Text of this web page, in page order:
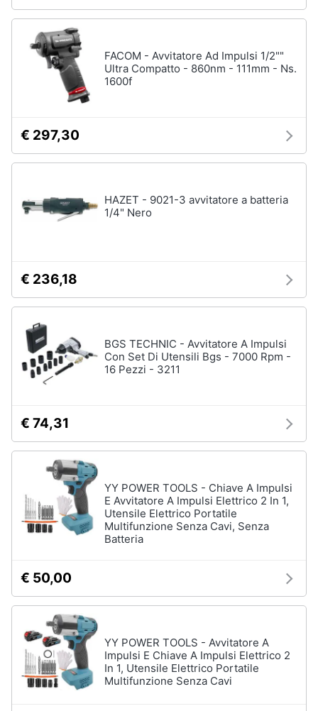
FACOM - Avvitatore Ad Impulsi 1/2""
Ultra Compatto - 860nm - 111mm - Ns.
1600f
€ 297,30
HAZET - 9021-3 avvitatore a batteria
1/4" Nero
€ 236,18
BGS TECHNIC - Avvitatore A Impulsi
Con Set Di Utensili Bgs - 7000 Rpm -
16 Pezzi - 3211
€ 74,31
YY POWER TOOLS - Chiave A Impulsi
E Avvitatore A Impulsi Elettrico 2 In 1,
Utensile Elettrico Portatile
Multifunzione Senza Cavi, Senza
Batteria
€ 50,00
YY POWER TOOLS - Avvitatore A
Impulsi E Chiave A Impulsi Elettrico 2
In 1, Utensile Elettrico Portatile
Multifunzione Senza Cavi